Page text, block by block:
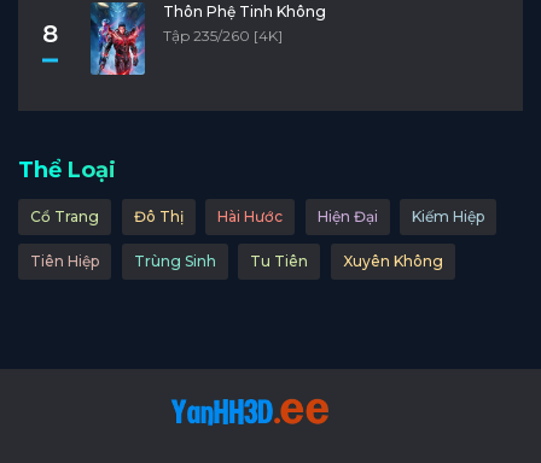
8
Thôn Phệ Tinh Không
Tập 235/260 [4K]
Thể Loại
Cổ Trang Đô Thị Hài Hước Hiện Đại Kiếm Hiệp
Tiên Hiệp Trùng Sinh Tu Tiên Xuyên Không